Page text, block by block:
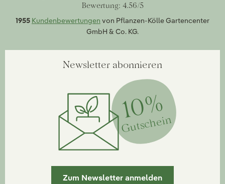
Bewertung: 4.56/5
1955 Kundenbewertungen von Pflanzen-Kölle Gartencenter
GmbH & Co. KG.
Newsletter abonnieren
10%
Gutschein
Zum Newsletter anmelden